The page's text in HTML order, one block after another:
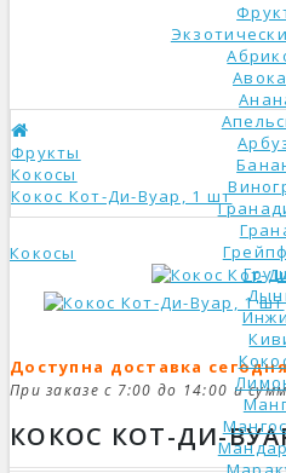
Фрукты
Кокосы
Кокос Кот-Ди-Вуар, 1 шт
Кокосы
Доступна доставка
При заказе с 7:00 до 14:00 и
КОКОС КОТ-ДИ-